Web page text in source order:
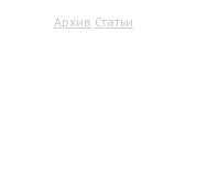
Архив Статьи